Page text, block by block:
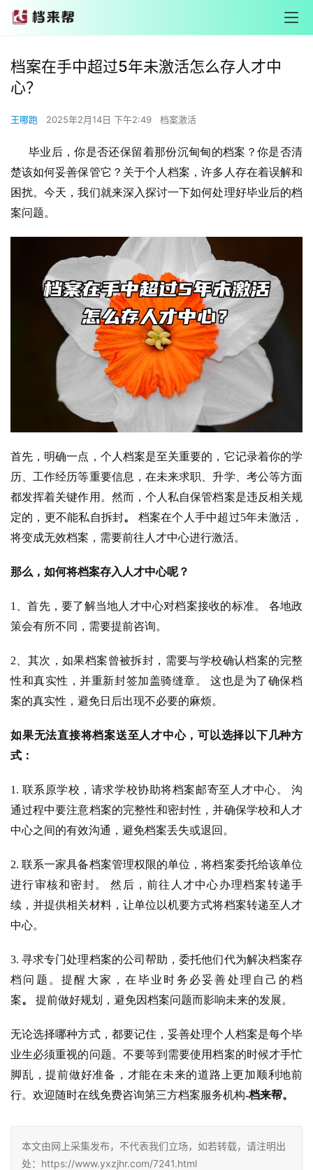
档案在手中超过5年未激活怎么存人才中
心？
王哪跑 2025年2月14日 下午2:49 档案激活
毕业后，你是否还保留着那份沉甸甸的档案？你是否清
楚该如何妥善保管它？关于个人档案，许多人存在着误解和
困扰。今天，我们就来深入探讨一下如何处理好毕业后的档
案问题。
首先，明确一点，个人档案是至关重要的，它记录着你的学
历、工作经历等重要信息，在未来求职、升学、考公等方面
都发挥着关键作用。然而，个人私自保管档案是违反相关规
定的，更不能私自拆封。
档案在个人手中超过5年未激活，
将变成无效档案，需要前往人才中心进行激活。
那么，如何将档案存入人才中心呢？
1、首先，要了解当地人才中心对档案接收的标准。 各地政
策会有所不同，需要提前咨询。
2、 其次，如果档案曾被拆封，需要与学校确认档案的完整
性和真实性，并重新封签加盖骑缝章。 这也是为了确保档
案的真实性，避免日后出现不必要的麻烦。
如果无法直接将档案送至人才中心，可以选择以下几种方
式：
1. 联系原学校，请求学校协助将档案邮寄至人才中心。 沟
通过程中要注意档案的完整性和密封性，并确保学校和人才
中心之间的有效沟通，避免档案丢失或退回。
2. 联系一家具备档案管理权限的单位，将档案委托给该单位
进行审核和密封。 然后，前往人才中心办理档案转递手
续，并提供相关材料，让单位以机要方式将档案转递至人才
中心。
3. 寻求专门处理档案的公司帮助，委托他们代为解决档案存
档问题。提醒大家，在毕业时务必妥善处理自己的档
案。 提前做好规划，避免因档案问题而影响未来的发展。
无论选择哪种方式，都要记住，妥善处理个人档案是每个毕
业生必须重视的问题。不要等到需要使用档案的时候才手忙
脚乱，提前做好准备，才能在未来的道路上更加顺利地前
行。欢迎随时在线免费咨询第三方档案服务机构-档来帮。
本文由网上采集发布，不代表我们立场，如若转载，请注明出
处：https://www.yxzjhr.com/7241.html